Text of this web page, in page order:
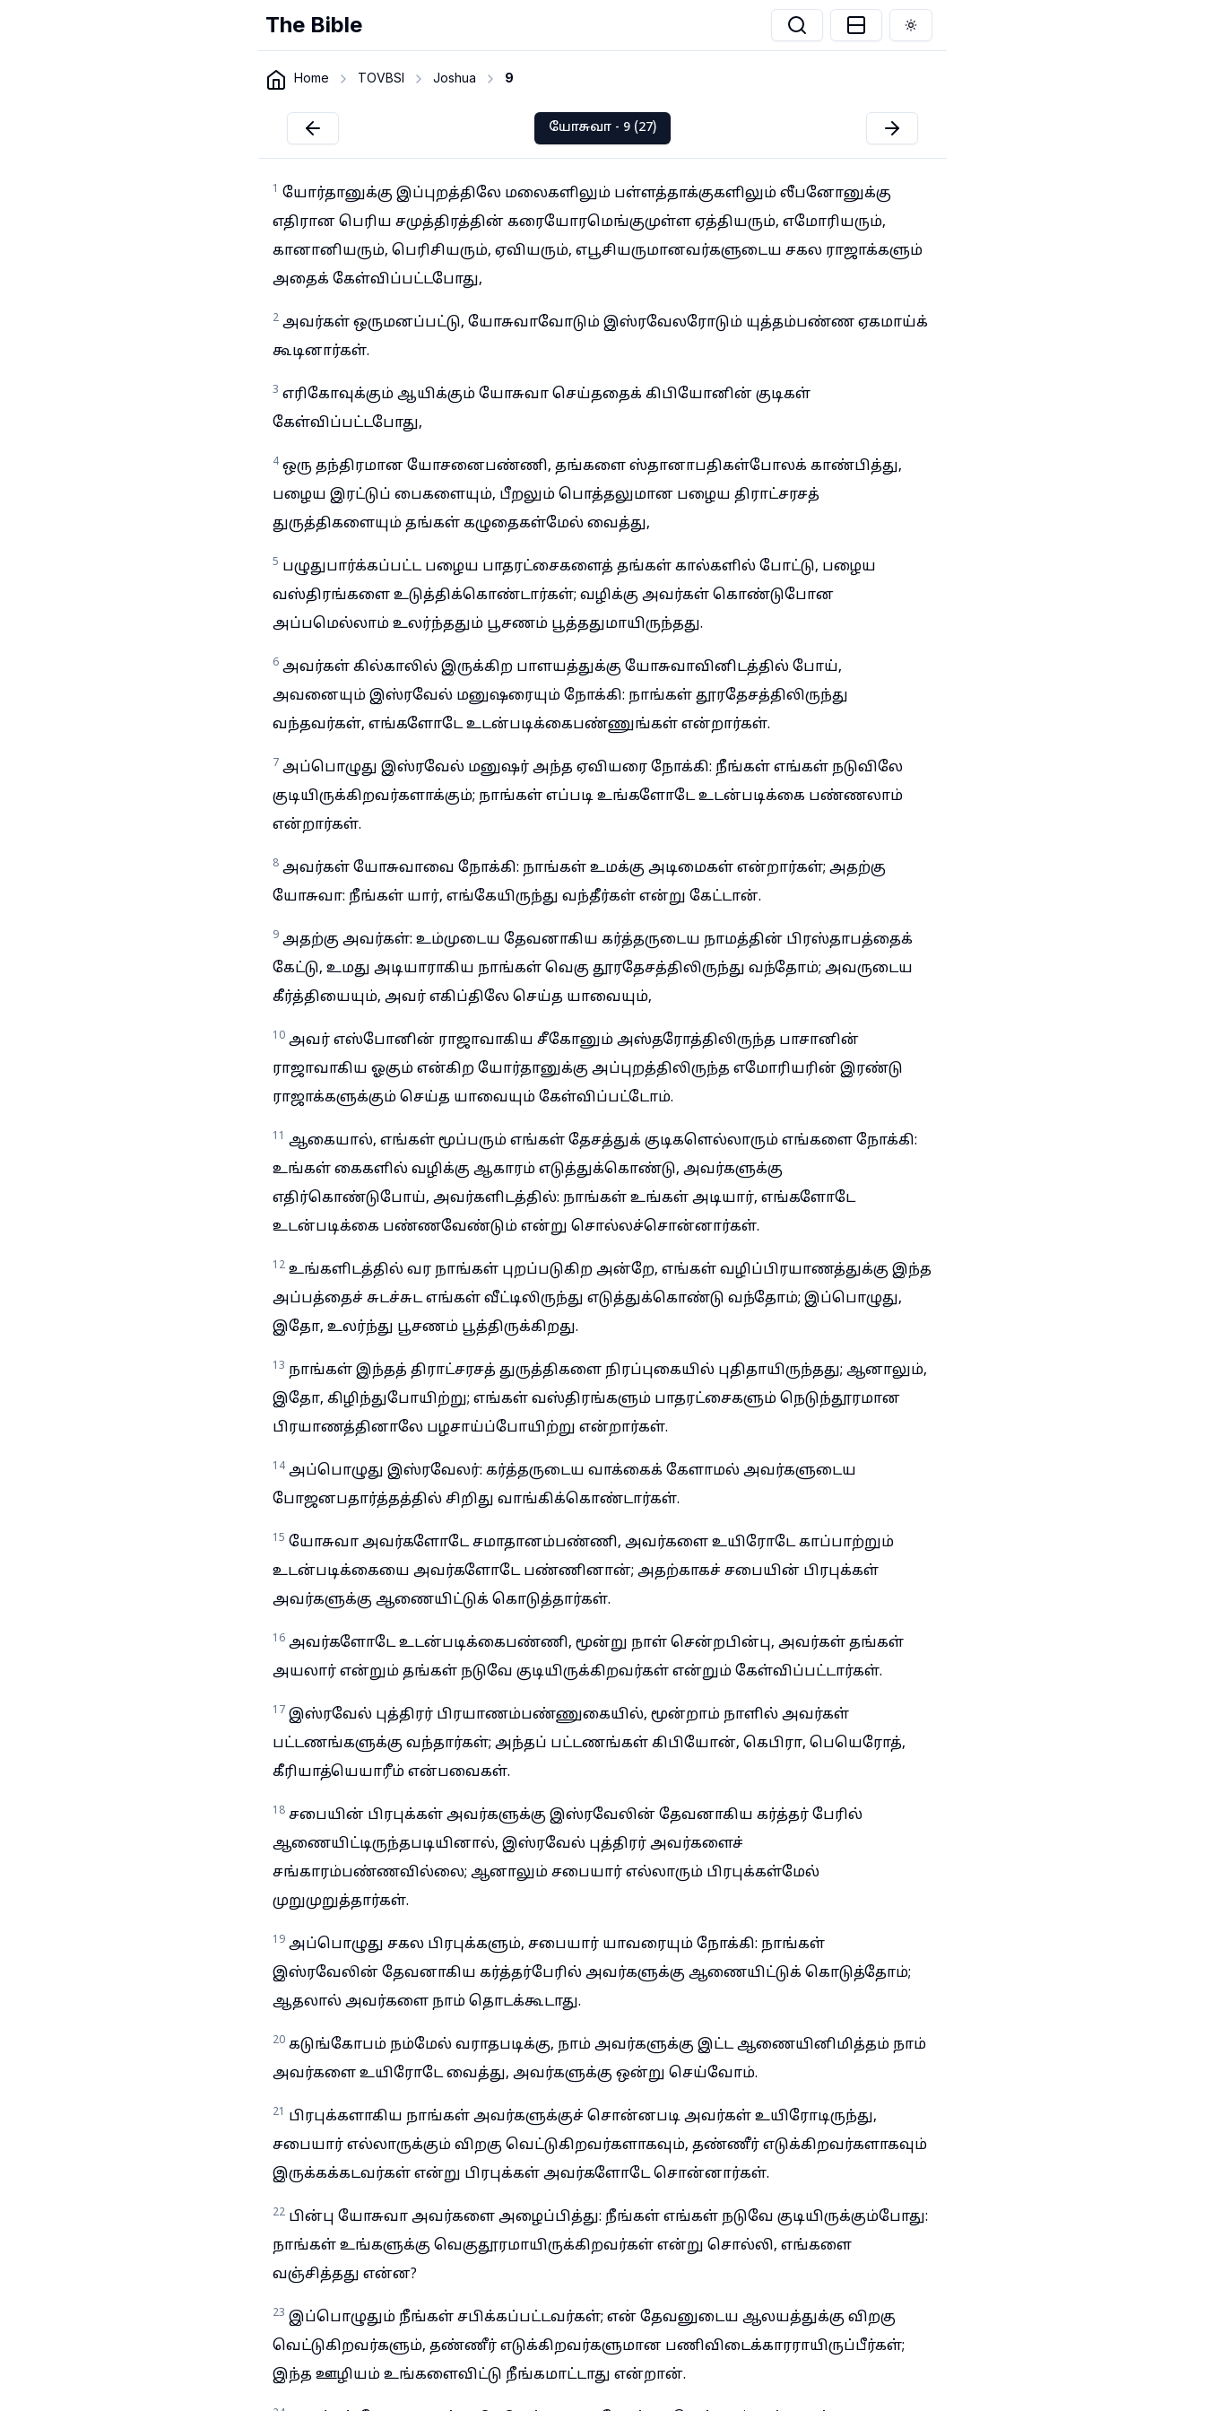
The Bible Toggle theme
Home TOVBSI Joshua 9
யோசுவா - 9 (27)
1 யோர்தானுக்கு இப்புறத்திலே மலைகளிலும் பள்ளத்தாக்குகளிலும் லீபனோனுக்கு
எதிரான பெரிய சமுத்திரத்தின் கரையோரமெங்குமுள்ள ஏத்தியரும், எமோரியரும்,
கானானியரும், பெரிசியரும், ஏவியரும், எபூசியருமானவர்களுடைய சகல ராஜாக்களும்
அதைக் கேள்விப்பட்டபோது,
2 அவர்கள் ஒருமனப்பட்டு, யோசுவாவோடும் இஸ்ரவேலரோடும் யுத்தம்பண்ண ஏகமாய்க்
கூடினார்கள்.
3 எரிகோவுக்கும் ஆயிக்கும் யோசுவா செய்ததைக் கிபியோனின் குடிகள்
கேள்விப்பட்டபோது,
4 ஒரு தந்திரமான யோசனைபண்ணி, தங்களை ஸ்தானாபதிகள்போலக் காண்பித்து,
பழைய இரட்டுப் பைகளையும், பீறலும் பொத்தலுமான பழைய திராட்சரசத்
துருத்திகளையும் தங்கள் கழுதைகள்மேல் வைத்து,
5 பழுதுபார்க்கப்பட்ட பழைய பாதரட்சைகளைத் தங்கள் கால்களில் போட்டு, பழைய
வஸ்திரங்களை உடுத்திக்கொண்டார்கள்; வழிக்கு அவர்கள் கொண்டுபோன
அப்பமெல்லாம் உலர்ந்ததும் பூசணம் பூத்ததுமாயிருந்தது.
6 அவர்கள் கில்காலில் இருக்கிற பாளயத்துக்கு யோசுவாவினிடத்தில் போய்,
அவனையும் இஸ்ரவேல் மனுஷரையும் நோக்கி: நாங்கள் தூரதேசத்திலிருந்து
வந்தவர்கள், எங்களோடே உடன்படிக்கைபண்ணுங்கள் என்றார்கள்.
7 அப்பொழுது இஸ்ரவேல் மனுஷர் அந்த ஏவியரை நோக்கி: நீங்கள் எங்கள் நடுவிலே
குடியிருக்கிறவர்களாக்கும்; நாங்கள் எப்படி உங்களோடே உடன்படிக்கை பண்ணலாம்
என்றார்கள்.
8 அவர்கள் யோசுவாவை நோக்கி: நாங்கள் உமக்கு அடிமைகள் என்றார்கள்; அதற்கு
யோசுவா: நீங்கள் யார், எங்கேயிருந்து வந்தீர்கள் என்று கேட்டான்.
9 அதற்கு அவர்கள்: உம்முடைய தேவனாகிய கர்த்தருடைய நாமத்தின் பிரஸ்தாபத்தைக்
கேட்டு, உமது அடியாராகிய நாங்கள் வெகு தூரதேசத்திலிருந்து வந்தோம்; அவருடைய
கீர்த்தியையும், அவர் எகிப்திலே செய்த யாவையும்,
10 அவர் எஸ்போனின் ராஜாவாகிய சீகோனும் அஸ்தரோத்திலிருந்த பாசானின்
ராஜாவாகிய ஓகும் என்கிற யோர்தானுக்கு அப்புறத்திலிருந்த எமோரியரின் இரண்டு
ராஜாக்களுக்கும் செய்த யாவையும் கேள்விப்பட்டோம்.
11 ஆகையால், எங்கள் மூப்பரும் எங்கள் தேசத்துக் குடிகளெல்லாரும் எங்களை நோக்கி:
உங்கள் கைகளில் வழிக்கு ஆகாரம் எடுத்துக்கொண்டு, அவர்களுக்கு
எதிர்கொண்டுபோய், அவர்களிடத்தில்: நாங்கள் உங்கள் அடியார், எங்களோடே
உடன்படிக்கை பண்ணவேண்டும் என்று சொல்லச்சொன்னார்கள்.
12 உங்களிடத்தில் வர நாங்கள் புறப்படுகிற அன்றே, எங்கள் வழிப்பிரயாணத்துக்கு இந்த
அப்பத்தைச் சுடச்சுட எங்கள் வீட்டிலிருந்து எடுத்துக்கொண்டு வந்தோம்; இப்பொழுது,
இதோ, உலர்ந்து பூசணம் பூத்திருக்கிறது.
13 நாங்கள் இந்தத் திராட்சரசத் துருத்திகளை நிரப்புகையில் புதிதாயிருந்தது; ஆனாலும்,
இதோ, கிழிந்துபோயிற்று; எங்கள் வஸ்திரங்களும் பாதரட்சைகளும் நெடுந்தூரமான
பிரயாணத்தினாலே பழசாய்ப்போயிற்று என்றார்கள்.
14 அப்பொழுது இஸ்ரவேலர்: கர்த்தருடைய வாக்கைக் கேளாமல் அவர்களுடைய
போஜனபதார்த்தத்தில் சிறிது வாங்கிக்கொண்டார்கள்.
15 யோசுவா அவர்களோடே சமாதானம்பண்ணி, அவர்களை உயிரோடே காப்பாற்றும்
உடன்படிக்கையை அவர்களோடே பண்ணினான்; அதற்காகச் சபையின் பிரபுக்கள்
அவர்களுக்கு ஆணையிட்டுக் கொடுத்தார்கள்.
16 அவர்களோடே உடன்படிக்கைபண்ணி, மூன்று நாள் சென்றபின்பு, அவர்கள் தங்கள்
அயலார் என்றும் தங்கள் நடுவே குடியிருக்கிறவர்கள் என்றும் கேள்விப்பட்டார்கள்.
17 இஸ்ரவேல் புத்திரர் பிரயாணம்பண்ணுகையில், மூன்றாம் நாளில் அவர்கள்
பட்டணங்களுக்கு வந்தார்கள்; அந்தப் பட்டணங்கள் கிபியோன், கெபிரா, பெயெரோத்,
கீரியாத்யெயாரீம் என்பவைகள்.
18 சபையின் பிரபுக்கள் அவர்களுக்கு இஸ்ரவேலின் தேவனாகிய கர்த்தர் பேரில்
ஆணையிட்டிருந்தபடியினால், இஸ்ரவேல் புத்திரர் அவர்களைச்
சங்காரம்பண்ணவில்லை; ஆனாலும் சபையார் எல்லாரும் பிரபுக்கள்மேல்
முறுமுறுத்தார்கள்.
19 அப்பொழுது சகல பிரபுக்களும், சபையார் யாவரையும் நோக்கி: நாங்கள்
இஸ்ரவேலின் தேவனாகிய கர்த்தர்பேரில் அவர்களுக்கு ஆணையிட்டுக் கொடுத்தோம்;
ஆதலால் அவர்களை நாம் தொடக்கூடாது.
20 கடுங்கோபம் நம்மேல் வராதபடிக்கு, நாம் அவர்களுக்கு இட்ட ஆணையினிமித்தம் நாம்
அவர்களை உயிரோடே வைத்து, அவர்களுக்கு ஒன்று செய்வோம்.
21 பிரபுக்களாகிய நாங்கள் அவர்களுக்குச் சொன்னபடி அவர்கள் உயிரோடிருந்து,
சபையார் எல்லாருக்கும் விறகு வெட்டுகிறவர்களாகவும், தண்ணீர் எடுக்கிறவர்களாகவும்
இருக்கக்கடவர்கள் என்று பிரபுக்கள் அவர்களோடே சொன்னார்கள்.
22 பின்பு யோசுவா அவர்களை அழைப்பித்து: நீங்கள் எங்கள் நடுவே குடியிருக்கும்போது:
நாங்கள் உங்களுக்கு வெகுதூரமாயிருக்கிறவர்கள் என்று சொல்லி, எங்களை
வஞ்சித்தது என்ன?
23 இப்பொழுதும் நீங்கள் சபிக்கப்பட்டவர்கள்; என் தேவனுடைய ஆலயத்துக்கு விறகு
வெட்டுகிறவர்களும், தண்ணீர் எடுக்கிறவர்களுமான பணிவிடைக்காரராயிருப்பீர்கள்;
இந்த ஊழியம் உங்களைவிட்டு நீங்கமாட்டாது என்றான்.